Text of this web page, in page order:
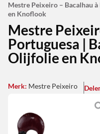
Mestre Peixeiro – Bacalhau
en Knoflook
Mestre
Portuguesa |
Olijfolie en
Merk: Mestre Peixeiro